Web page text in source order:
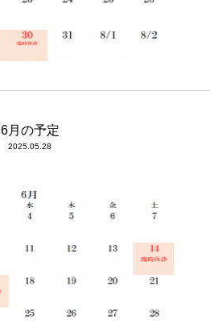
6月の予定
2025.05.28